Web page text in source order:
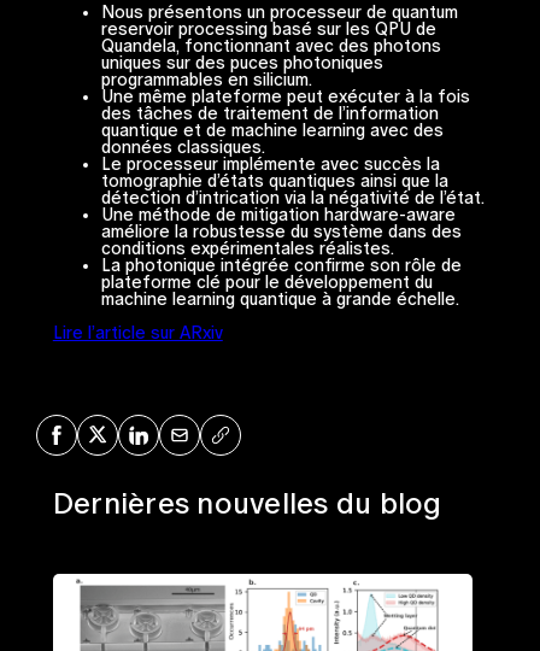
Nous présentons un processeur de quantum
reservoir processing basé sur les QPU de
Quandela, fonctionnant avec des photons
uniques sur des puces photoniques
programmables en silicium.
Une même plateforme peut exécuter à la fois
des tâches de traitement de l’information
quantique et de machine learning avec des
données classiques.
Le processeur implémente avec succès la
tomographie d’états quantiques ainsi que la
détection d’intrication via la négativité de l’état.
Une méthode de mitigation hardware-aware
améliore la robustesse du système dans des
conditions expérimentales réalistes.
La photonique intégrée confirme son rôle de
plateforme clé pour le développement du
machine learning quantique à grande échelle.
Lire l’article sur ARxiv
Share on Facebook
Share on XShare on LinkedIn
Share via Mail
Copy URL
Dernières nouvelles du blog